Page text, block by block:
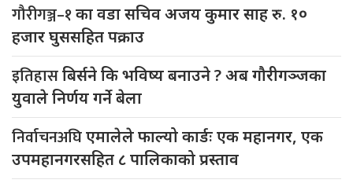
गौरीगञ्ज–१का वडा सचिव अजय कुमार साह रु. १०
हजार घुससहित पक्राउ
इतिहासबिर्सने कि भविष्य बनाउने ? अब गौरीगञ्जका
युवाले निर्णय गर्ने बेला
निर्वाचनअघिएमालेले फाल्यो कार्डः एक महानगर, एक
उपमहानगरसहित ८ पालिकाको प्रस्ताव